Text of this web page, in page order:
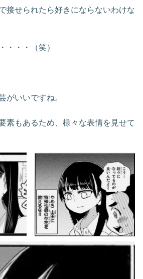
接せられたら好きにならないわけな
・・・（笑）
がいいですね。
素もあるため、様々な表情を見せて